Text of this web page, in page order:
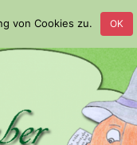
von Cookies zu. OK